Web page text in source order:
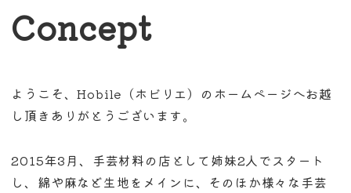
Concept
ようこそ、Hobile（ホビリエ）のホームページへお越
し頂きありがとうございます。
2015年3月、手芸材料の店として姉妹2人でスタート
し、綿や麻など生地をメインに、そのほか様々な手芸